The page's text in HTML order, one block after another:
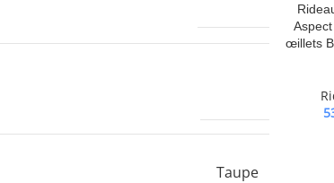
Taupe
œillets